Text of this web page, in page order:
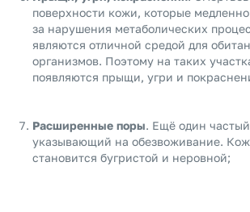
поверхности кожи, которые
за нарушения метаболических
являются отличной средой для
организмов. Поэтому на таких
появляются прыщи, угри и
Расширенные поры. Ещё один
указывающий на обезвоживание.
становится бугристой и неровной;